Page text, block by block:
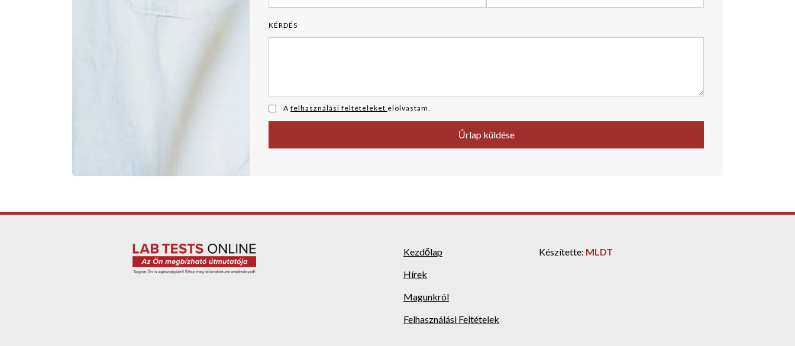
KÉRDÉS
A felhasználási feltételeket elolvastam.
Kezdőlap
Hírek
Magunkról
Felhasználási Feltételek
Készítette: MLDT